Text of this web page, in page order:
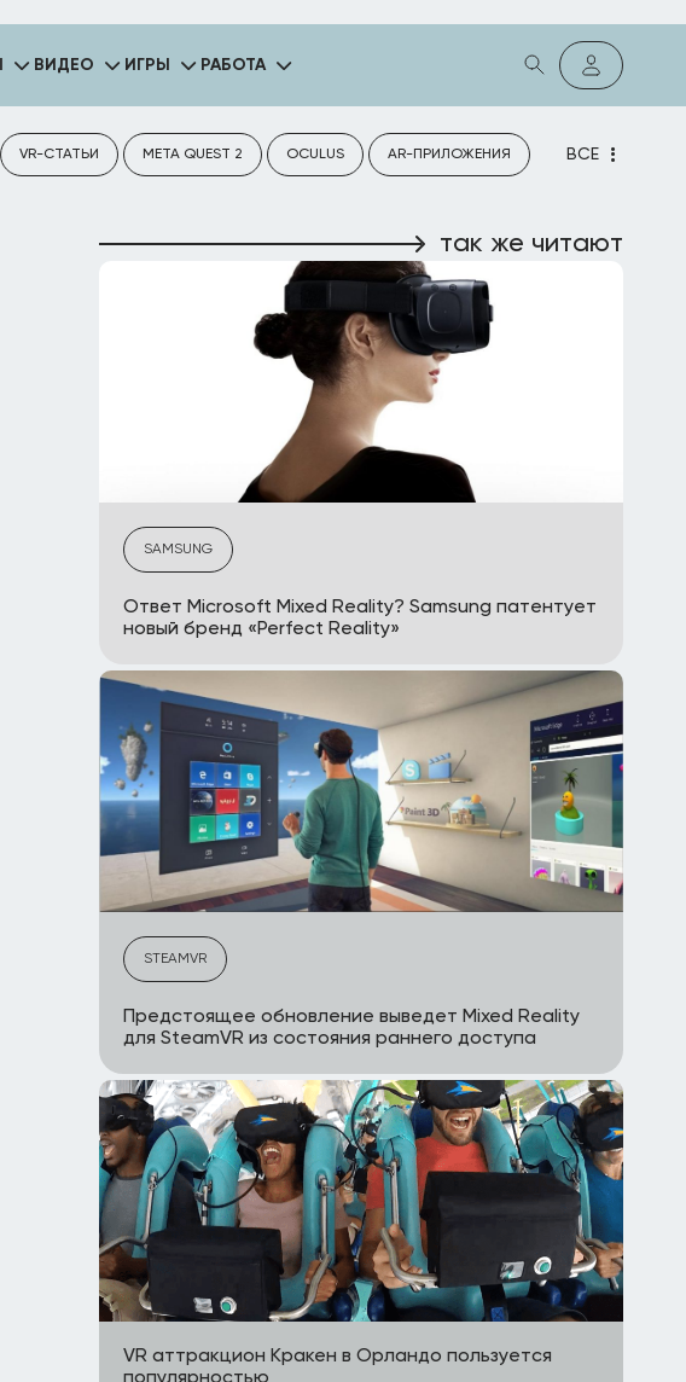
ВИДЕО ИГРЫ РАБОТА
VR-СТАТЬИ META QUEST 2 OCULUS AR-ПРИЛОЖЕНИЯ ВСЕ
так же читают
SAMSUNG
Ответ Microsoft Mixed Reality? Samsung патентует
новый бренд «Perfect Reality»
STEAMVR
Предстоящее обновление выведет Mixed Reality
для SteamVR из состояния раннего доступа
VR аттракцион Кракен в Орландо пользуется